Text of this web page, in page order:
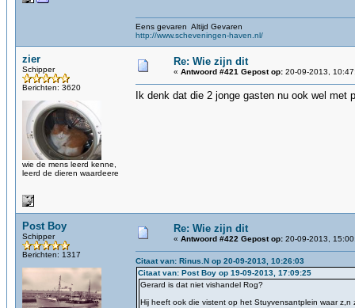
Eens gevaren Altijd Gevaren
http://www.scheveningen-haven.nl/
zier
Schipper
Berichten: 3620
wie de mens leerd kenne,
leerd de dieren waardeere
Re: Wie zijn dit
« Antwoord #421 Gepost op: 20-09-2013,
Ik denk dat die 2 jonge gasten nu ook wel
Post Boy
Schipper
Berichten: 1317
Re: Wie zijn dit
« Antwoord #422 Gepost op: 20-09-2013,
Citaat van: Rinus.N op 20-09-2013, 10:26:03
Citaat van: Post Boy op 19-09-2013, 17:09:25
Gerard is dat niet vishandel Rog?
Hij heeft ook die vistent op het Stuyvensantplein waar z,n